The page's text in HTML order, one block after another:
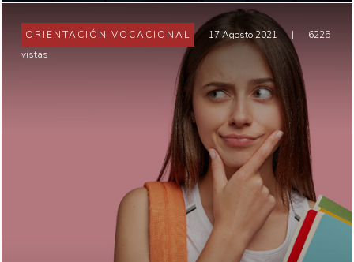
ORIENTACIÓN VOCACIONAL 17 Agosto 2021 |
6225
vistas